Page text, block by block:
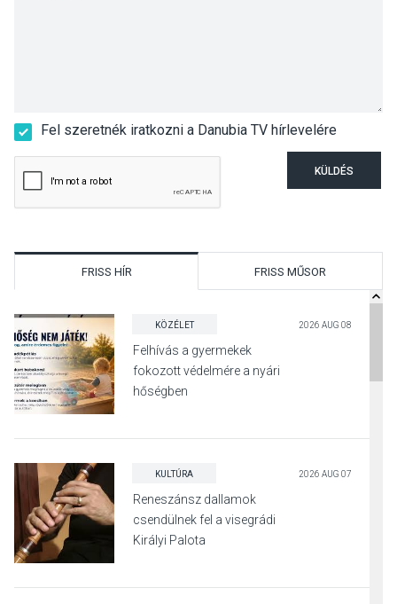
Fel szeretnék iratkozni a Danubia TV hírlevelére
KÜLDÉS
FRISS HÍR FRISS MŰSOR
KÖZÉLET 2026 AUG 08
Felhívás a gyermekek
fokozott védelmére a nyári
hőségben
KULTÚRA 2026 AUG 07
Reneszánsz dallamok
csendülnek fel a visegrádi
Királyi Palota